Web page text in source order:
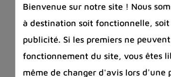
Bienvenue sur notre site ! Nous
à destination soit fonctionnelle,
publicité. Si les premiers ne
fonctionnement du site, vous êtes
même de changer d'avis lors d'une